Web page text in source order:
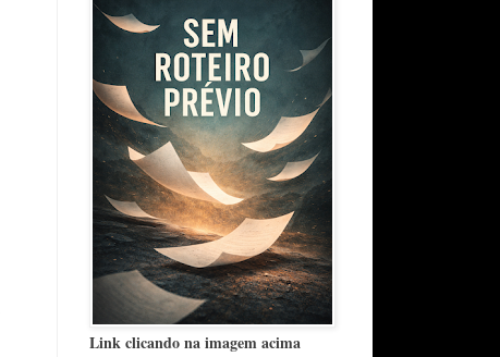
Link clicando na imagem acima